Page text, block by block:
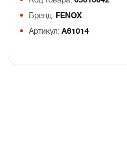
Бренд: FENOX
Артикул: A61014